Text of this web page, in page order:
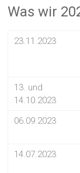
Was wir
23.11.2023
13. und
14.10.2023
06.09.2023
14.07.2023